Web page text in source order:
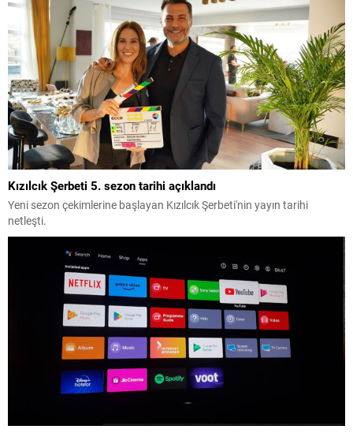
Kızılcık Şerbeti 5. sezon tarihi açıklandı
Yeni sezon çekimlerine başlayan Kızılcık Şerbeti'nin yayın tarihi
netleşti.